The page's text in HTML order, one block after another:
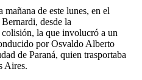
de este lunes, en el
desde la
la que involucró a un
por Osvaldo Alberto
de Paraná, quien trasportaba
Aires.